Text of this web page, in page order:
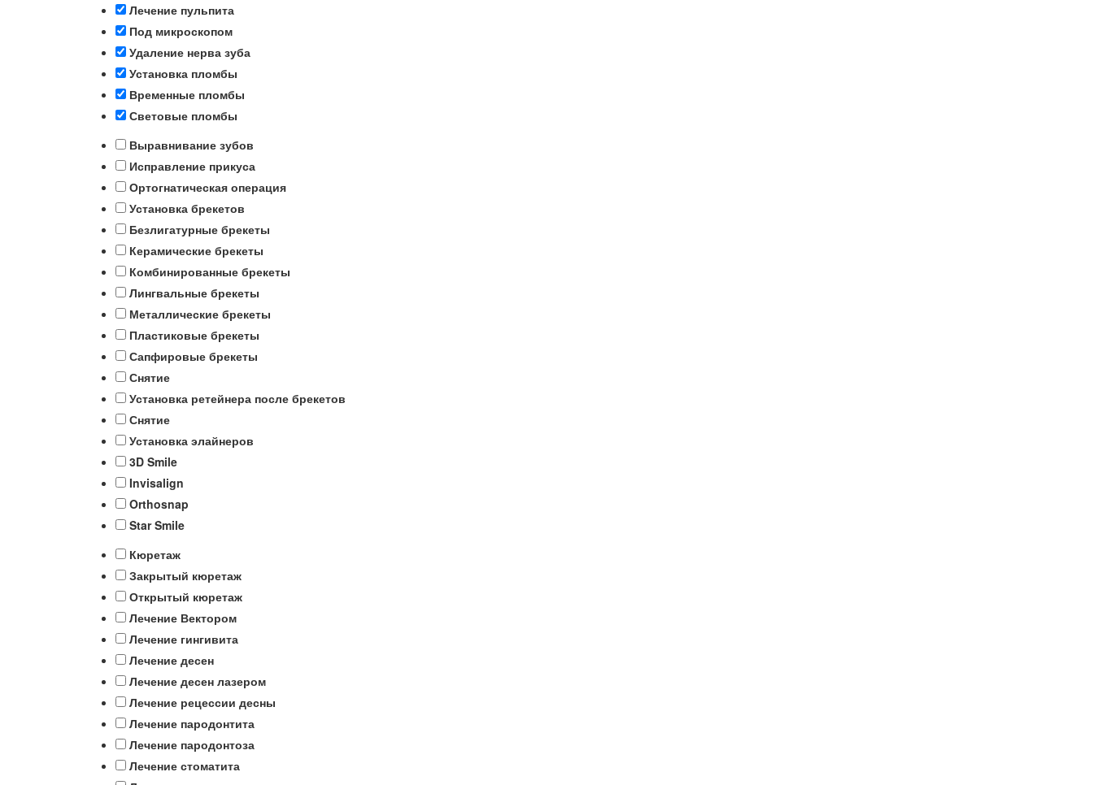
Лечение пульпита
Под микроскопом
Удаление нерва зуба
Установка пломбы
Временные пломбы
Световые пломбы
Выравнивание зубов
Исправление прикуса
Ортогнатическая операция
Установка брекетов
Безлигатурные брекеты
Керамические брекеты
Комбинированные брекеты
Лингвальные брекеты
Металлические брекеты
Пластиковые брекеты
Сапфировые брекеты
Снятие
Установка ретейнера после брекетов
Снятие
Установка элайнеров
3D Smile
Invisalign
Orthosnap
Star Smile
Кюретаж
Закрытый кюретаж
Открытый кюретаж
Лечение Вектором
Лечение гингивита
Лечение десен
Лечение десен лазером
Лечение рецессии десны
Лечение пародонтита
Лечение пародонтоза
Лечение стоматита